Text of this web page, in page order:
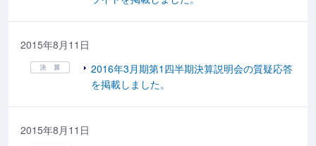
2015年8月11日
2016年3月期第1四半期決算説明会の質疑応答
を掲載しました。
2015年8月11日